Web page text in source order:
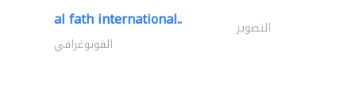
al fath international.. التصوير
الفوتوغرافي